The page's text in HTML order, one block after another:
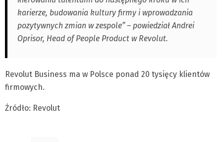
karierze, budowania kultury firmy i wprowadzania
pozytywnych zmian w zespole” – powiedział Andrei
Oprisor, Head of People Product w Revolut.
Revolut Business ma w Polsce ponad 20 tysięcy klientów
firmowych.
Źródło: Revolut